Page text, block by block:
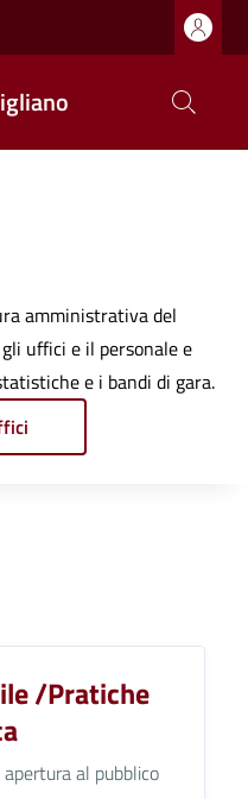
amministrativa del
uffici e il personale e
e i bandi di gara.
/Pratiche
al pubblico